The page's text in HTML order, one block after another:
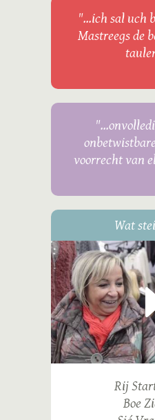
"...ich sal uch
Mastreegs de
voorrecht van
Wat
Rij
Boe